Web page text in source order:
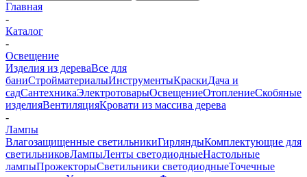
Главная
-
Каталог
-
Освещение
Изделия из дереваВсе для
баниСтройматериалыИнструментыКраскиДача и
садСантехникаЭлектротоварыОсвещениеОтоплениеСкобяные
изделияВентиляцияКровати из массива дерева
-
Лампы
Влагозащищенные светильникиГирляндыКомплектующие для
светильниковЛампыЛенты светодиодныеНастольные
лампыПрожекторыСветильники светодиодныеТочечные